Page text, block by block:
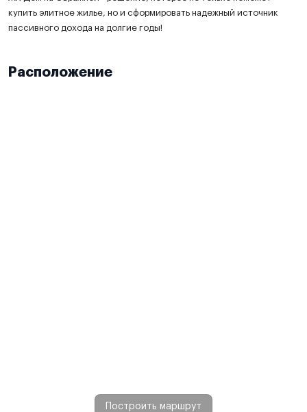
купить элитное жилье, но и сформировать надежный источник
пассивного дохода на долгие годы!
Расположение
Построить маршрут